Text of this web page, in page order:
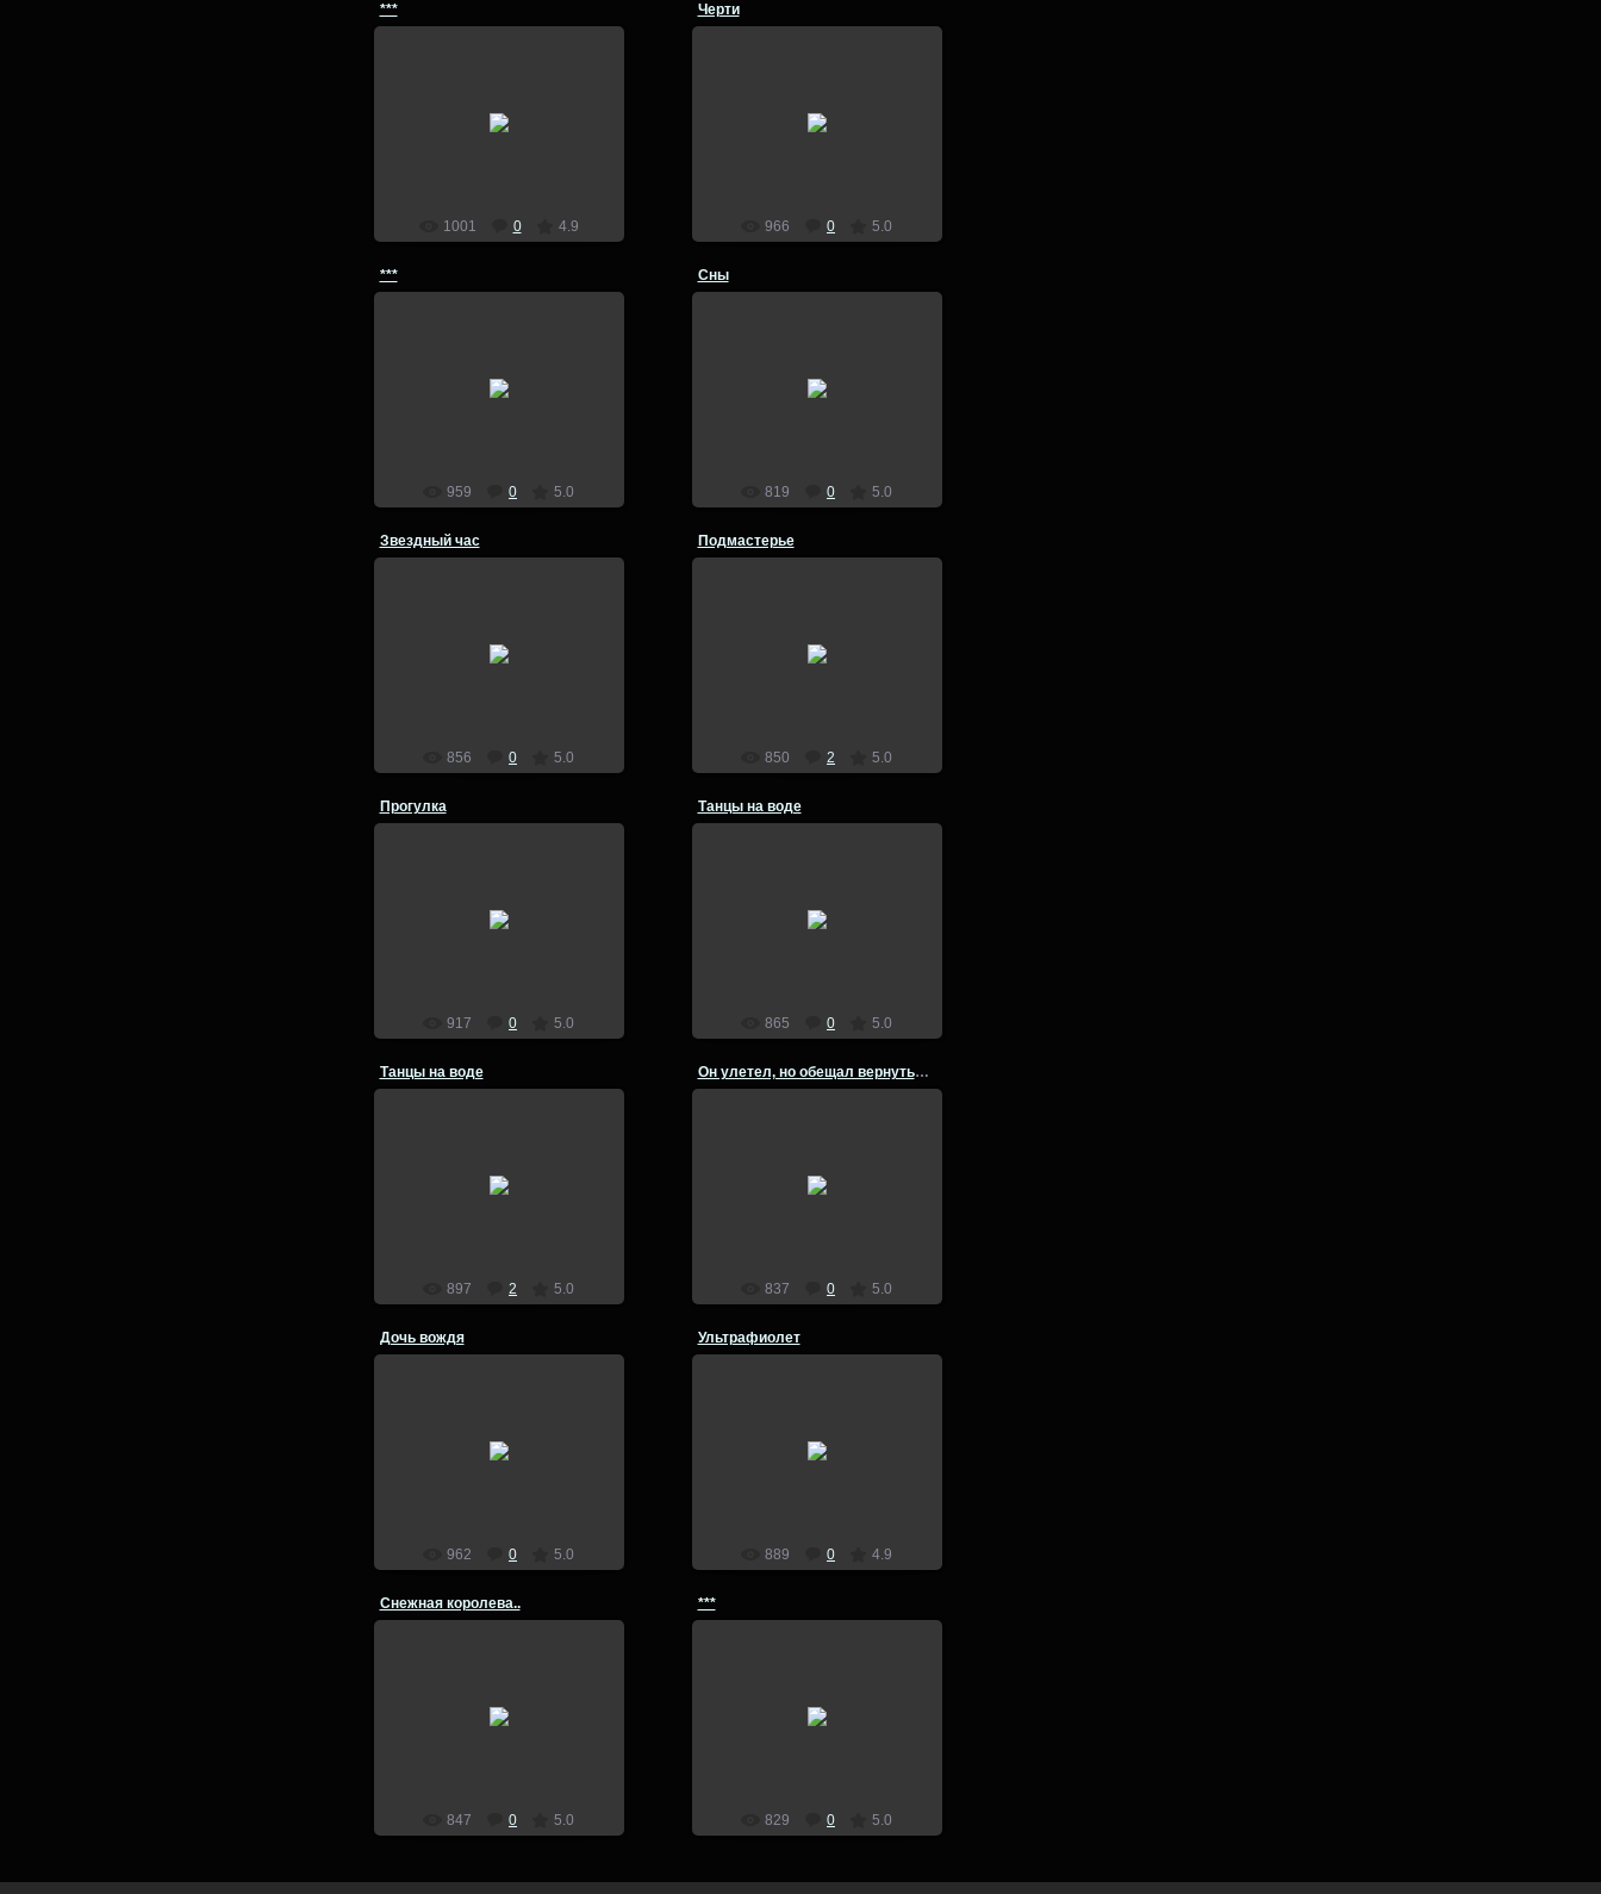
***
Зимний фотовыезд 2015
1001 0 4.9
Черти
Зимний фотовыезд 2015
966 0 5.0
***
Зимний фотовыезд 2015
959 0 5.0
Сны
Зимний фотовыезд 2015
819 0 5.0
Звездный час
Зимний фотовыезд 2015
856 0 5.0
Подмастерье
850 2 5.0
Прогулка
917 0 5.0
Танцы на воде
865 0 5.0
Танцы на воде
897 2 5.0
Он улетел, но обещал вернуться...
837 0 5.0
Дочь вождя
962 0 5.0
Ультрафиолет
889 0 4.9
Снежная королева..
847 0 5.0
***
бодиарт
829 0 5.0